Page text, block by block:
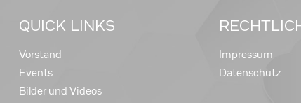
QUICK LINKS
Vorstand
Events
Bilder und Videos
Impressum
Datenschutz